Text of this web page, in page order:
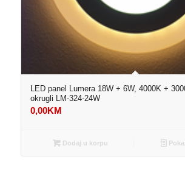
LED panel Lumera 18W + 6W, 4000K +
okrugli LM-324-24W
0,00KM
Dodaj u korpu